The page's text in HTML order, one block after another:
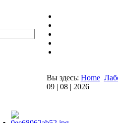
Вы здесь: Home
09 | 08 | 2026